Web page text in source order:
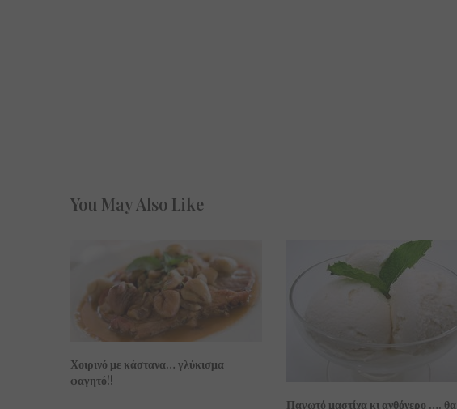
You May Also Like
Χοιρινό με κάστανα… γλύκισμα
φαγητό!!
Παγωτό μαστίχα κι ανθόνερο …. θα